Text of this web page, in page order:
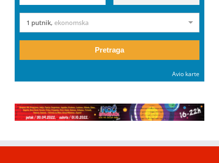
1 putnik, ekonomska
Pretraga
Avio karte